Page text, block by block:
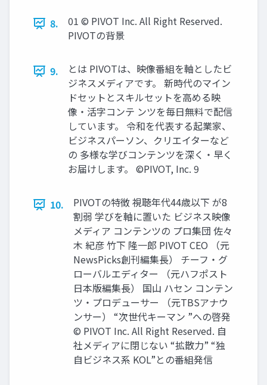
8.
01 © PIVOT Inc. All Right Reserved.
PIVOTの背景
9.
とは PIVOTは、映像番組を軸としたビ
ジネスメディアです。 新時代のマイン
ドセットとスキルセットを高める映
像・活字コンテ ンツを毎日無料で配信
しています。 令和を代表する起業家、
ビジネスパーソン、クリエイターなど
の 多様な学びコンテンツを深く・早く
お届けします。 ©PIVOT, Inc. 9
10.
PIVOTの特徴 視聴年代44歳以下 が8
割弱 学びを軸に置いた ビジネス映像
メディア コンテンツの プロ集団 佐々
木 紀彦 竹下 隆一郎 PIVOT CEO （元
NewsPicks創刊編集長） チーフ・グ
ローバルエディター （元ハフポスト
日本版編集長） 国山 ハセン コンテン
ツ・プロデューサー （元TBSアナウ
ンサー） “次世代キーマン ”への啓発
© PIVOT Inc. All Right Reserved. 自
社メディアに閉じない “拡散力” “独
自ビジネス系 KOL”との番組発信